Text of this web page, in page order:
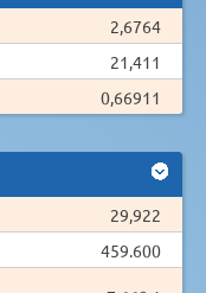
2,6764
21,411
0,66911
29,922
459.600